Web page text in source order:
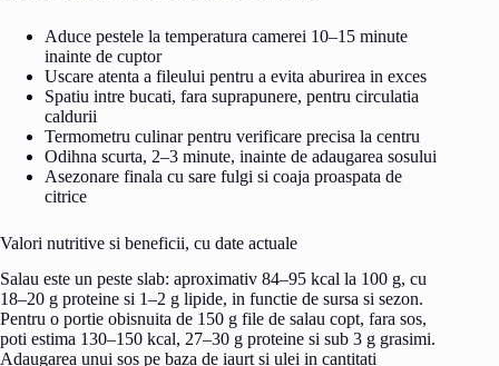
Aduce pestele la temperatura camerei 10–15 minute
inainte de cuptor
Uscare atenta a fileului pentru a evita aburirea in exces
Spatiu intre bucati, fara suprapunere, pentru circulatia
caldurii
Termometru culinar pentru verificare precisa la centru
Odihna scurta, 2–3 minute, inainte de adaugarea sosului
Asezonare finala cu sare fulgi si coaja proaspata de
citrice
Valori nutritive si beneficii, cu date actuale
Salau este un peste slab: aproximativ 84–95 kcal la 100 g, cu
18–20 g proteine si 1–2 g lipide, in functie de sursa si sezon.
Pentru o portie obisnuita de 150 g file de salau copt, fara sos,
poti estima 130–150 kcal, 27–30 g proteine si sub 3 g grasimi.
Adaugarea unui sos pe baza de iaurt si ulei in cantitati